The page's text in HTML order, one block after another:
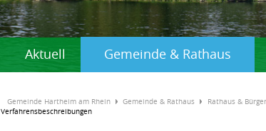
Aktuell Gemeinde & Rathaus
Gemeinde Hartheim am Rhein Gemeinde & Rathaus
Rathaus &
Verfahrensbeschreibungen